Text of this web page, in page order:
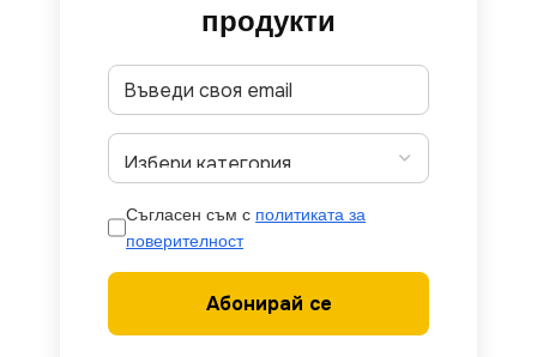
продукти
Съгласен съм с политиката за
поверителност
Абонирай се